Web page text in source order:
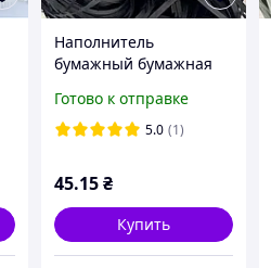
Наполнитель
бумажный бумажная
коробок и пакетов
Готово к отправке
5.0 (1)
45.15 ₴
Купить